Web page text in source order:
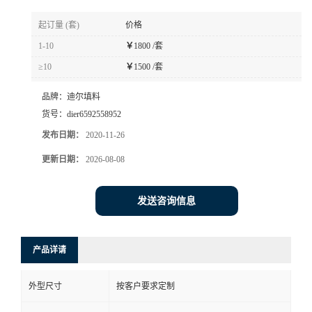
起订量 (套) 价格
1-10 ￥1800 /套
≥10 ￥1500 /套
品牌： 迪尔填料
货号： dier6592558952
发布日期： 2020-11-26
更新日期： 2026-08-08
发送咨询信息
产品详请
外型尺寸 按客户要求定制